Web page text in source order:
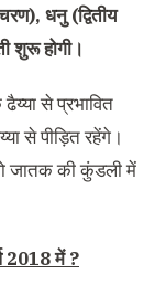
धनु (द्वितीय
शुरू होगी।
से प्रभावित
से पीड़ित रहेंगे।
जातक की कुंडली में
2018 में ?